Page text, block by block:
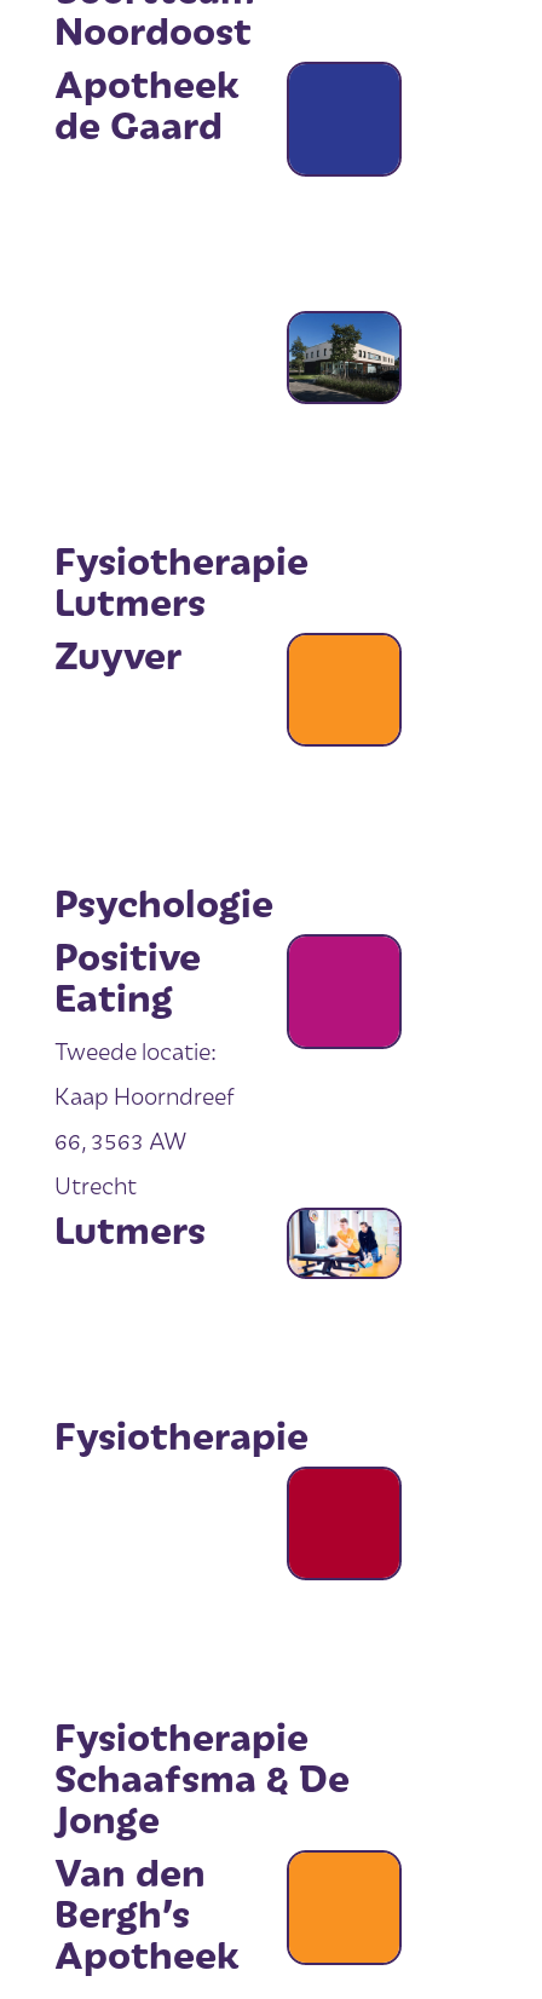
Noordoost
Apotheek
de Gaard
Fysiotherapie
Lutmers
Zuyver
Psychologie
Positive
Eating
Tweede locatie:
Kaap Hoorndreef
66, 3563 AW
Utrecht
Lutmers
Fysiotherapie
Fysiotherapie
Schaafsma & De
Jonge
Van den
Bergh’s
Apotheek